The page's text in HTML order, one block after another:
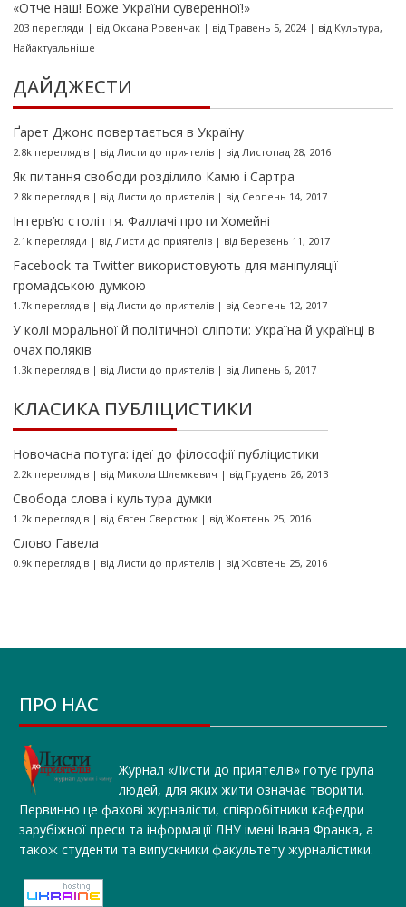
«Отче наш! Боже України суверенної!»
203 перегляди | від Оксана Ровенчак| від Травень 5, 2024| від Культура,
Найактуальніше
ДАЙДЖЕСТИ
Ґарет Джонс повертається в Україну
2.8k переглядів| від Листи до приятелів| від Листопад 28, 2016
Як питання свободи розділило Камю і Сартра
2.8k переглядів| від Листи до приятелів| від Серпень 14, 2017
Інтерв’ю століття. Фаллачі проти Хомейні
2.1k перегляди | від Листи до приятелів| від Березень 11, 2017
Facebook та Twitter використовують для маніпуляції
громадською думкою
1.7k переглядів| від Листи до приятелів| від Серпень 12, 2017
У колі моральної й політичної сліпоти: Україна й українці в
очах поляків
1.3k переглядів| від Листи до приятелів| від Липень 6, 2017
КЛАСИКА ПУБЛІЦИСТИКИ
Новочасна потуга: ідеї до філософії публіцистики
2.2k переглядів| від Микола Шлемкевич | від Грудень 26, 2013
Свобода слова і культура думки
1.2k переглядів| від Євген Сверстюк| від Жовтень 25, 2016
Слово Гавела
0.9k переглядів| від Листи до приятелів| від Жовтень 25, 2016
ПРО НАС
Журнал «Листи до приятелів» готує група
людей, для яких жити означає творити.
Первинно це фахові журналісти, співробітники кафедри
зарубіжної преси та інформації ЛНУ імені Івана Франка, а
також студенти та випускники факультету журналістики.